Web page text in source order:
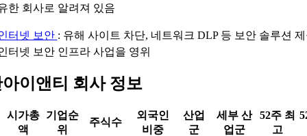
한 회사로 알려져 있음
터넷 보안 : 유해 사이트 차단, 네트워크 DLP 등 보안 솔루션
터넷 보안 인프라 사업을 영위
이앤티 회사 정보
시가총
액
기업순
위
주식수
외국인
비중
산업
군
세부 산
업군
52주 최
고